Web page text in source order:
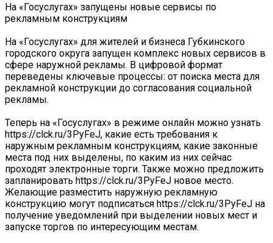
На «Госуслугах» запущены новые сервисы по
рекламным конструкциям
На «Госуслугах» для жителей и бизнеса Губкинского
городского округа запущен комплекс новых сервисов в
сфере наружной рекламы. В цифровой формат
переведены ключевые процессы: от поиска места для
рекламной конструкции до согласования социальной
рекламы.
Теперь на «Госуслугах» в режиме онлайн можно узнать
https://clck.ru/3PyFeJ, какие есть требования к
наружным рекламным конструкциям, какие законные
места под них выделены, по каким из них сейчас
проходят электронные торги. Также можно предложить
запланировать https://clck.ru/3PyFeJ новое место.
Желающие разместить наружную рекламную
конструкцию могут подписаться https://clck.ru/3PyFeJ на
получение уведомлений при выделении новых мест и
запуске торгов по интересующим местам.